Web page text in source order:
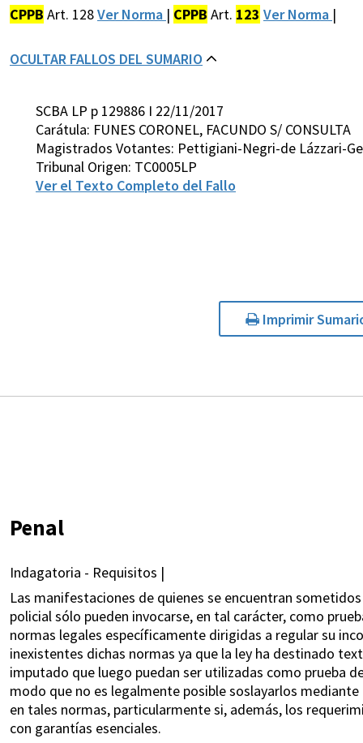
CPPB Art. 128Ver Norma | CPPB Art. 123 Ver Norma |
OCULTAR FALLOS DEL SUMARIO
SCBA LP p 129886 I 22/11/2017
Carátula: FUNES CORONEL, FACUNDO S/ CONSULTA
Magistrados Votantes: Pettigiani-Negri-de Lázzari-
Tribunal Origen: TC0005LP
Ver el Texto Completo del Fallo
Imprimir
Penal
Indagatoria - Requisitos |
Las manifestaciones de quienes se encuentran
policial sólo pueden invocarse, en tal carácter, como
normas legales específicamente dirigidas a regular su
inexistentes dichas normas ya que la ley ha destinado
imputado que luego puedan ser utilizadas como prueba
modo que no es legalmente posible soslayarlos
en tales normas, particularmente si, además, los
con garantías esenciales.